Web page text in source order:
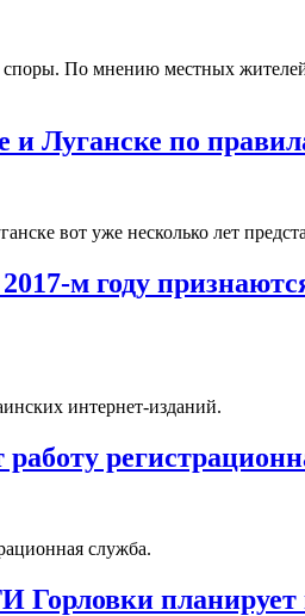
споры. По мнению местных
и Луганске по
вот уже несколько лет
м году
интернет-изданий.
служба.
Горловки планирует